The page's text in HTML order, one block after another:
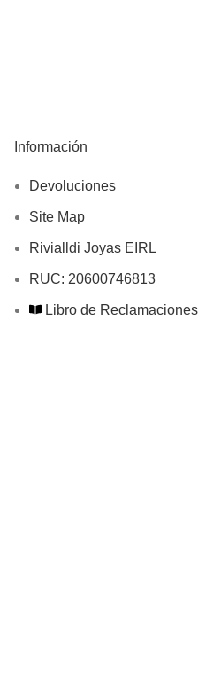
Información
Devoluciones
Site Map
Rivialldi Joyas EIRL
RUC: 20600746813
Libro de Reclamaciones